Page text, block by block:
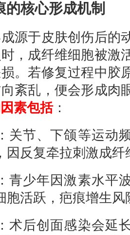
的核心形成机制
源于皮肤创伤后的
，成纤维细胞被激
。若修复过程中胶
紊乱，便会形成肉
素包括：
：关节、下颌等运动
因反复牵拉刺激成纤
：青少年因激素水平
胞活跃，疤痕增生
：术后创面感染会延